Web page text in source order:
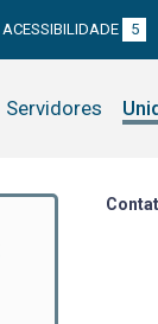
ACESSIBILIDADE 5
Servidores